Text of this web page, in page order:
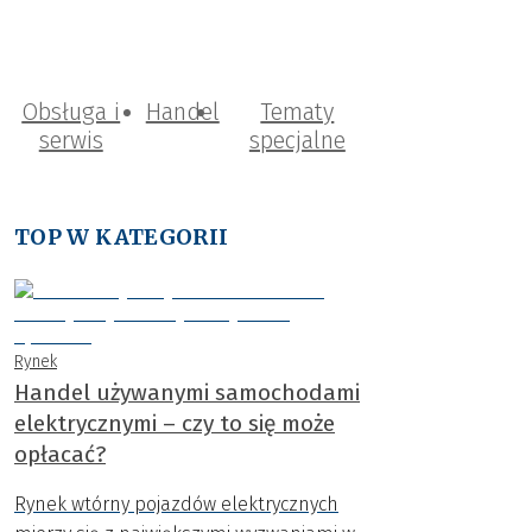
Obsługa i
serwis
Handel
Tematy
specjalne
TOP W KATEGORII
Rynek
Handel używanymi samochodami
elektrycznymi – czy to się może
opłacać?
Rynek wtórny pojazdów elektrycznych